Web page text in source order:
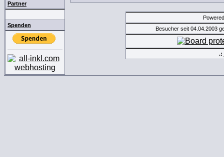
Partner
Spenden
Besucher seit 04.04.2003
.: